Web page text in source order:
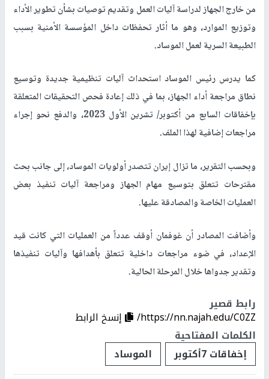
من خارج الجهاز لدراسة آليات العمل وتقديم توصيات بشأن تطوير الأداء
وتوزيع الموارد، وهو ما أثار تحفظات داخل المؤسسة الأمنية بسبب
الطبيعة السرية لعمل الموساد.
كما يدرس رئيس الموساد استحداث آليات تنظيمية جديدة وتوسيع
نطاق مراجعة أداء الجهاز، بما في ذلك إعادة فحص التحقيقات المتعلقة
بإخفاقات السابع من أكتوبر/ تشرين الأول 2023، والدفع نحو إجراء
مراجعات إضافية لهذا الملف.
وبحسب التقرير، ما تزال إيران تتصدر أولويات الموساد، إلى جانب بحث
مقترحات تتعلق بتوسيع مهام الجهاز ومراجعة آليات تنفيذ بعض
العمليات الخاصة والمصادقة عليها.
وأضافت المصادر أن غوفمان أوقف عدداً من العمليات التي كانت قيد
الإعداد، في ضوء مراجعات داخلية تتعلق بأهدافها وآليات تنفيذها
وتقدير جدواها خلال المرحلة الحالية.
رابط قصير
https://nn.najah.edu/C0ZZ/
إنسخ الرابط
الكلمات المفتاحية
إخفاقات 7أكتوبر
الموساد